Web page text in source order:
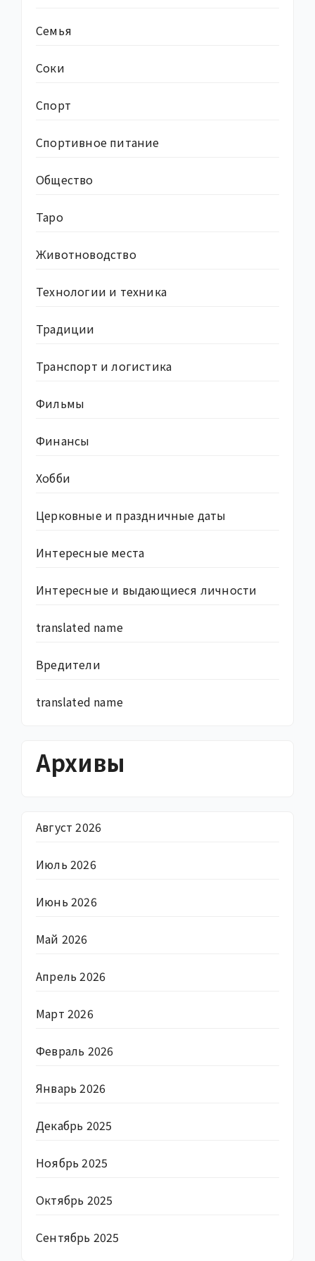
Семья
Соки
Спорт
Спортивное питание
Общество
Таро
Животноводство
Технологии и техника
Традиции
Транспорт и логистика
Фильмы
Финансы
Хобби
Церковные и праздничные даты
Интересные места
Интересные и выдающиеся личности
translated name
Вредители
translated name
Архивы
Август 2026
Июль 2026
Июнь 2026
Май 2026
Апрель 2026
Март 2026
Февраль 2026
Январь 2026
Декабрь 2025
Ноябрь 2025
Октябрь 2025
Сентябрь 2025